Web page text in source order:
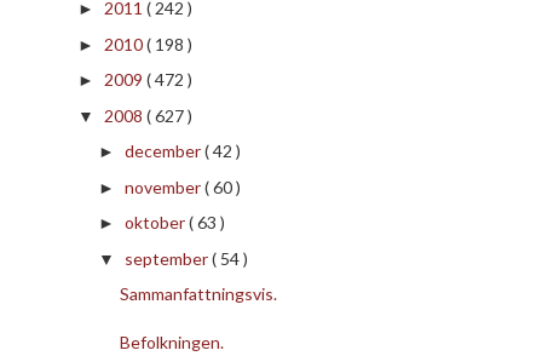
► 2011 ( 242 )
► 2010( 198 )
► 2009 ( 472 )
▼ 2008 ( 627 )
► december( 42 )
► november( 60 )
► oktober( 63 )
▼ september( 54 )
Sammanfattningsvis.
Befolkningen.